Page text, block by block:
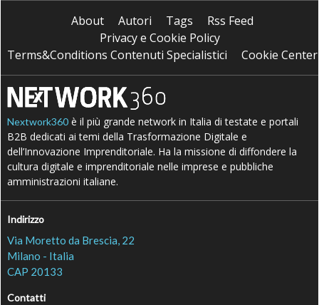
About Autori Tags
Rss Feed
Privacy e Cookie Policy
Terms&Conditions Contenuti Specialistici
Cookie Center
Nextwork360 è il più grande network in Italia di testate e portali
B2B dedicati ai temi della Trasformazione Digitale e
dell’Innovazione Imprenditoriale. Ha la missione di diffondere la
cultura digitale e imprenditoriale nelle imprese e pubbliche
amministrazioni italiane.
Indirizzo
Via Moretto da Brescia, 22
Milano - Italia
CAP 20133
Contatti